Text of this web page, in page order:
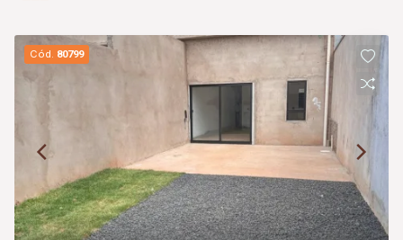
Cód. 80799